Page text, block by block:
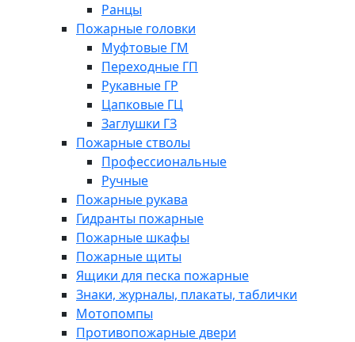
Ранцы
Пожарные головки
Муфтовые ГМ
Переходные ГП
Рукавные ГР
Цапковые ГЦ
Заглушки ГЗ
Пожарные стволы
Профессиональные
Ручные
Пожарные рукава
Гидранты пожарные
Пожарные шкафы
Пожарные щиты
Ящики для песка пожарные
Знаки, журналы, плакаты, таблички
Мотопомпы
Противопожарные двери